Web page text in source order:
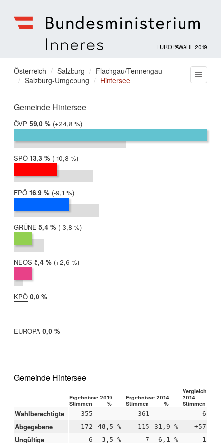
für
Inneres
EUROPAWAHL 2019
Sie
befinden
hier:
Österreich Salzburg
Flachgau/Tennengau
Salzburg-Umgebung
Hintersee
Gemeinde Hintersee
ÖVP 2019:
59,0 %
2014:
34,3 %
Differenz:
+24,8 %
SPÖ 2019:
13,3 %
2014:
24,1 %
Differenz:
-10,8 %
FPÖ 2019:
16,9 %
2014:
25,9 %
Differenz:
-9,1 %
GRÜNE 2019:
5,4 %
2014:
9,3 %
Differenz:
-3,8 %
NEOS 2019:
5,4 %
2014:
2,8 %
Differenz:
+2,6 %
KPÖ 2019:
0,0 %
EUROPA 2019:
0,0 %
Gemeinde Hintersee
Ergebnisse 2019 Ergebnisse 2014
Vergleich
2014
Stimmen
% Stimmen % Stimmen
Wahlberechtigte 355 361 -6
Abgegebene 172 48,5 % 115 31,9 % +57
Ungültige 6 3,5 % 7 6,1 % -1